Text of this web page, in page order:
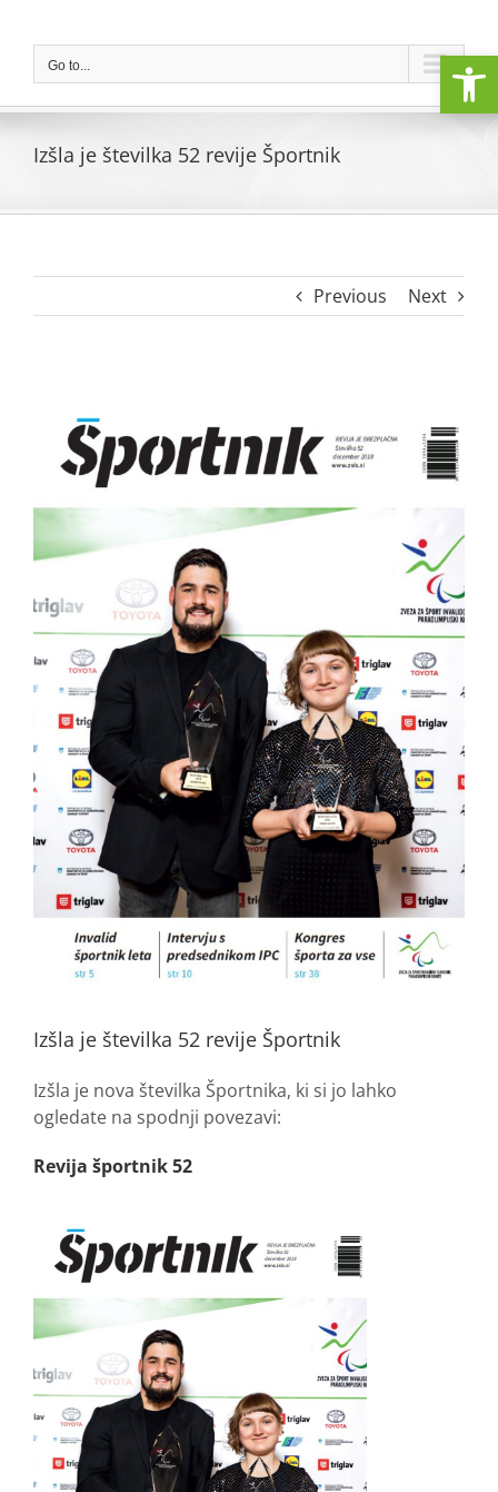
contentGo to...
Izšla je številka 52 revije Športnik
Previous Next
Larger
Image
Izšla je številka 52 revije Športnik
Izšla je nova številka Športnika, ki si jo lahko
ogledate na spodnji povezavi:
Revija športnik 52